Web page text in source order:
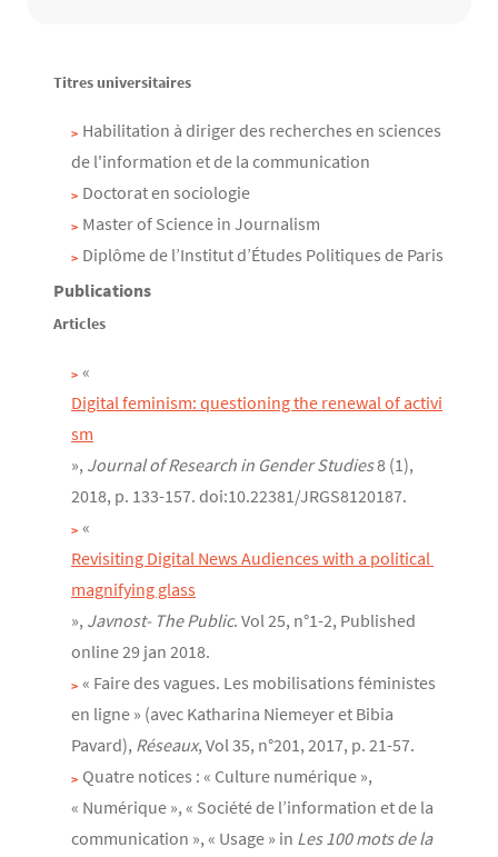
Contenu
Texte
Titres universitaires
Habilitation à diriger des recherches en sciences
de l'information et de la communication
Doctorat en sociologie
Master of Science in Journalism
Diplôme de l’Institut d’Études Politiques de Paris
Publications
Articles
«
Digital feminism: questioning the renewal of activi
sm
», Journal of Research in Gender Studies8 (1),
2018, p. 133-157. doi:10.22381/JRGS8120187.
«
Revisiting Digital News Audiences with a political
magnifying glass
», Javnost- The Public. Vol 25, n°1-2, Published
online 29 jan 2018.
« Faire des vagues. Les mobilisations féministes
en ligne » (avec Katharina Niemeyer et Bibia
Pavard), Réseaux, Vol 35, n°201, 2017, p. 21-57.
Quatre notices : « Culture numérique »,
« Numérique », « Société de l’information et de la
communication », « Usage » in Les 100 mots de la